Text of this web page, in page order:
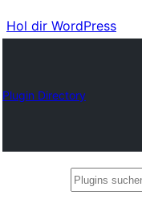
Hol dir WordPress
Plugin Directory
Plugins